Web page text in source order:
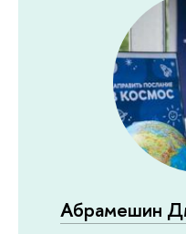
Абрамешин